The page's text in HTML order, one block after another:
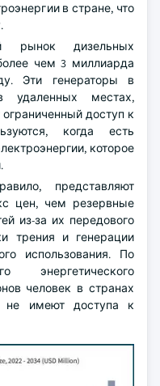
в стране, что
рынок дизельных
чем 3 миллиарда
Эти генераторы в
удаленных местах,
доступ к
когда есть
которое
представляют
цен, чем резервные
из-за их передового
трения и генерации
использования. По
энергетического
человек в странах
имеют доступа к